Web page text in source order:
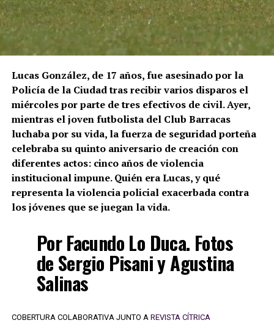
Lucas González, de 17 años, fue asesinado por la
Policía de la Ciudad tras recibir varios disparos el
miércoles por parte de tres efectivos de civil. Ayer,
mientras el joven futbolista del Club Barracas
luchaba por su vida, la fuerza de seguridad porteña
celebraba su quinto aniversario de creación con
diferentes actos: cinco años de violencia
institucional impune. Quién era Lucas, y qué
representa la violencia policial exacerbada contra
los jóvenes que se juegan la vida.
Por Facundo Lo Duca. Fotos
de Sergio Pisani y Agustina
Salinas
COBERTURA COLABORATIVA JUNTO A REVISTA CÍTRICA